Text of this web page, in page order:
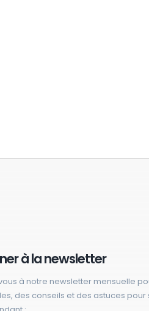
à la newsletter
à notre newsletter mensuelle
des conseils et des astuces